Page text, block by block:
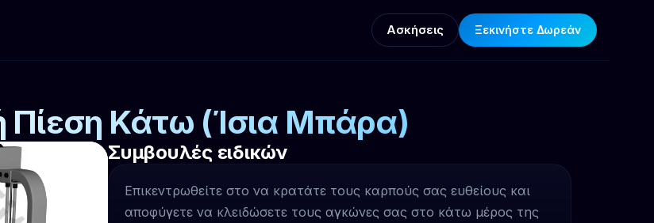
Ασκήσεις Ξεκινήστε Δωρεάν
Πίεση Κάτω (Ίσια Μπάρα)
Συμβουλές ειδικών
Επικεντρωθείτε στο να κρατάτε τους καρπούς σας ευθείους και
αποφύγετε να κλειδώσετε τους αγκώνες σας στο κάτω μέρος της